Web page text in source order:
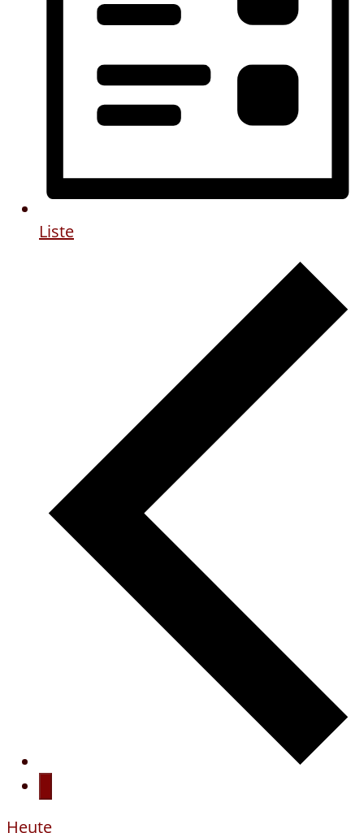
Liste
Heute